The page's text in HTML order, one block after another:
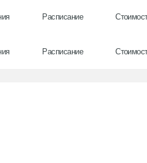
Расписание Стоимость
Расписание Стоимость